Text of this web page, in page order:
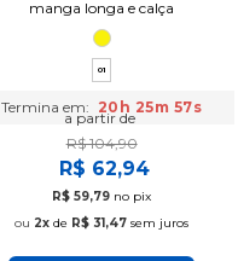
manga longa e calça
01
Termina em: 20h 25m 56s
a partir de
R$ 104,90
R$ 62,94
R$ 59,79 no pix
2x de R$ 31,47 sem juros